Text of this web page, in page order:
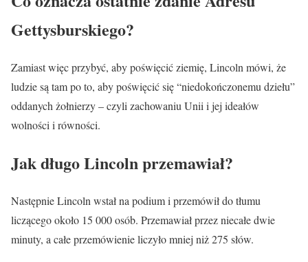
Gettysburskiego?
Zamiast więc przybyć, aby poświęcić ziemię, Lincoln mówi, że
ludzie są tam po to, aby poświęcić się “niedokończonemu dziełu”
oddanych żołnierzy – czyli zachowaniu Unii i jej ideałów
wolności i równości.
Jak długo Lincoln przemawiał?
Następnie Lincoln wstał na podium i przemówił do tłumu
liczącego około 15 000 osób. Przemawiał przez niecałe dwie
minuty, a całe przemówienie liczyło mniej niż 275 słów.